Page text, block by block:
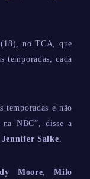
no TCA, que
temporadas, cada
temporadas e não
NBC”, disse a
Jennifer Salke.
Moore,Milo